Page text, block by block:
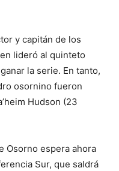
y capitán de los
lideró al quinteto
la serie. En tanto,
osornino fueron
Hudson (23
Osorno espera ahora
Sur, que saldrá